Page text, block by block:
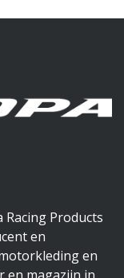
Racing Products
en
en